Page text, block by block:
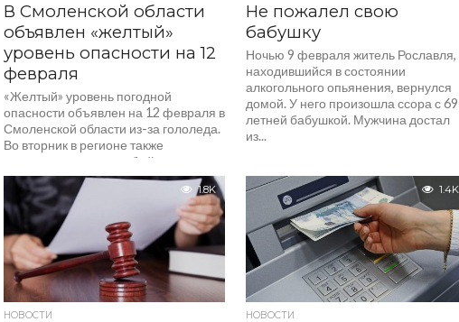
В Смоленской области
объявлен «желтый»
уровень опасности на 12
февраля
«Желтый» уровень погодной
опасности объявлен на 12 февраля в
Смоленской области из-за гололеда.
Во вторник в регионе также
ожидаются снег и слабый...
Не пожалел свою
бабушку
Ночью 9 февраля житель Рославля,
находившийся в состоянии
алкогольного опьянения, вернулся
домой. У него произошла ссора с
летней бабушкой. Мужчина достал
из...
1.8K
НОВОСТИ
1.4K
НОВОСТИ